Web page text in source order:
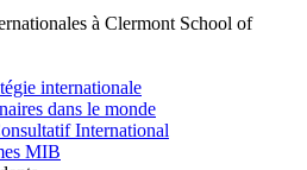
à Clermont School of
internationale
dans le monde
International
MIB